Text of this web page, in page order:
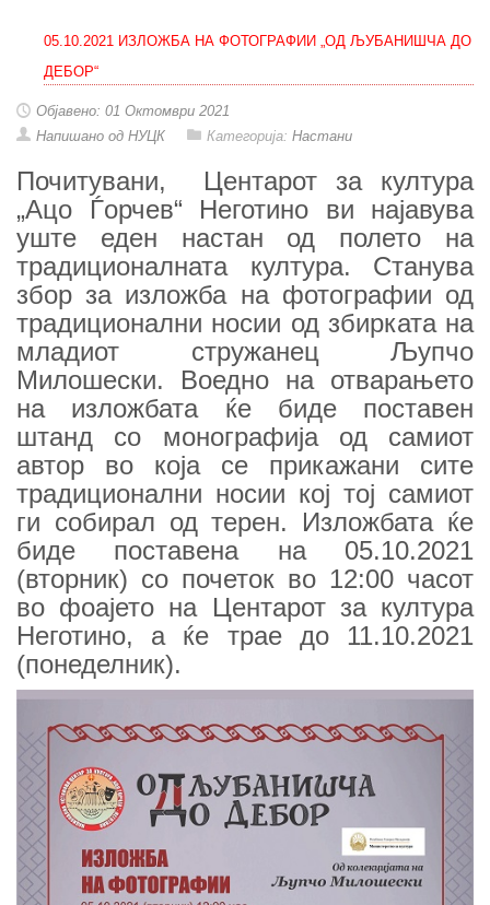
05.10.2021 ИЗЛОЖБА НА ФОТОГРАФИИ „ОД ЉУБАНИШЧА ДО
ДЕБОР“
Објавено: 01 Октомври 2021
Напишано од НУЦК
Категорија: Настани
Почитувани, Центарот за култура
„Ацо Ѓорчев“ Неготино ви најавува
уште еден настан од полето на
традиционалната култура. Станува
збор за изложба на фотографии од
традиционални носии од збирката на
младиот стружанец Љупчо
Милошески. Воедно на отварањето
на изложбата ќе биде поставен
штанд со монографија од самиот
автор во која се прикажани сите
традиционални носии кој тој самиот
ги собирал од терен. Изложбата ќе
биде поставена на 05.10.2021
(вторник) со почеток во 12:00 часот
во фоајето на Центарот за култура
Неготино, а ќе трае до 11.10.2021
(понеделник).